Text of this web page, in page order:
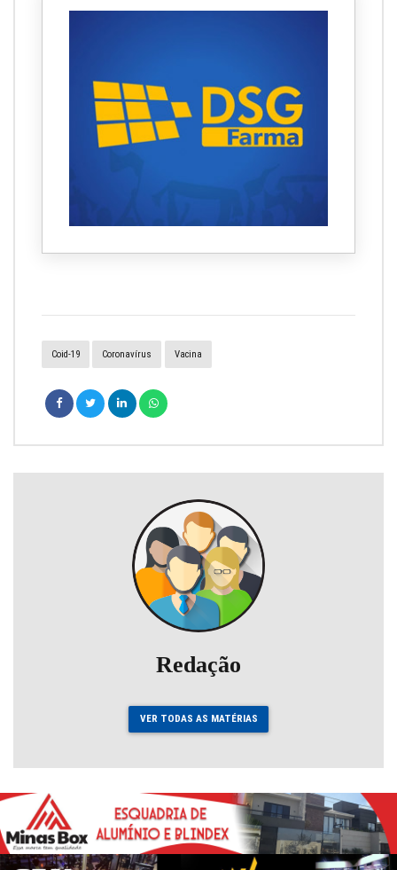
Coid-19 Coronavírus Vacina
Redação
VER TODAS AS MATÉRIAS